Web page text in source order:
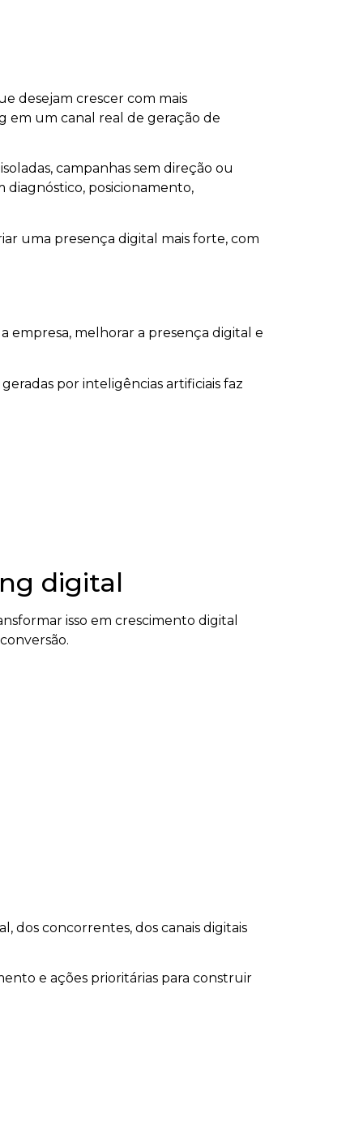
desejam crescer com mais
em um canal real de geração de
campanhas sem direção ou
diagnóstico, posicionamento,
uma presença digital mais forte, com
empresa, melhorar a presença digital e
por inteligências artificiais faz
digital
isso em crescimento digital
dos concorrentes, dos canais digitais
e ações prioritárias para construir